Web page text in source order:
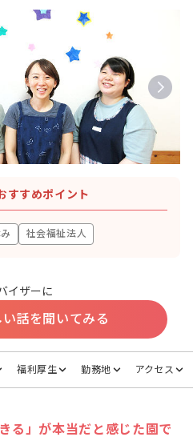
すすめポイント
社会福祉法人
イザーに
話を聞いてみる
福利厚生 勤務地 アクセス
る」が本当だと感じた園で